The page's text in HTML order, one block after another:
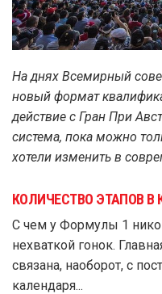
На днях Всемирный
новый формат
действие с Гран При
система, пока можно
хотели изменить в
КОЛИЧЕСТВО ЭТАПОВ В
С чем у Формулы 1
нехваткой гонок.
связана, наоборот, с
календаря...